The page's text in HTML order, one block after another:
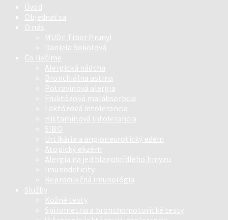
Úvod
Objednať sa
O nás
MUDr. Tibor Prunyi
Daniela Sokolová
Čo liečime
Alergická nádcha
Bronchiálna astma
Potravinová alergia
Fruktózová malabsorbcia
Laktózová intolerancia
Histamínová intolerancia
SIBO
Urtikária a angioneurotický edém
Atopický ekzém
Alergia na jed blanokrídleho hmyzu
Imunodeficity
Reprodukčná imunológia
Služby
Kožné testy
Spirometria a bronchomotorické testy